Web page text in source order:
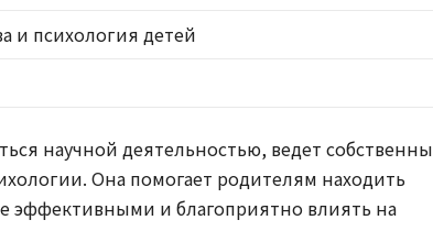
и психология детей
научной деятельностью, ведет
Она помогает родителям находить
эффективными и благоприятно влиять на